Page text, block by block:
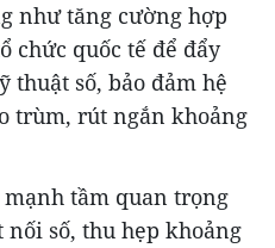
như tăng cường hợp
chức quốc tế để đẩy
thuật số, bảo đảm hệ
trùm, rút ngắn khoảng
tầm quan trọng
số, thu hẹp khoảng